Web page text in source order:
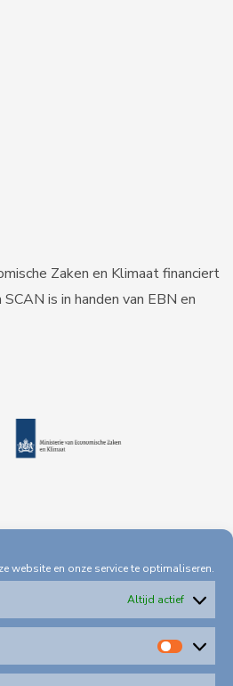
website en onze service te optimaliseren.
Altijd actief
Zaken en Klimaat financiert
is in handen van EBN en